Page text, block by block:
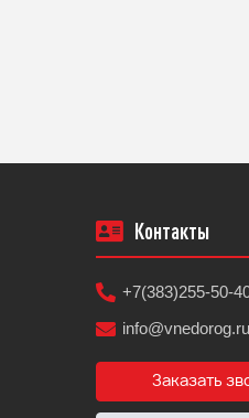
Контакты
+7(383)255-50-
info@vnedorog.ru
Заказать